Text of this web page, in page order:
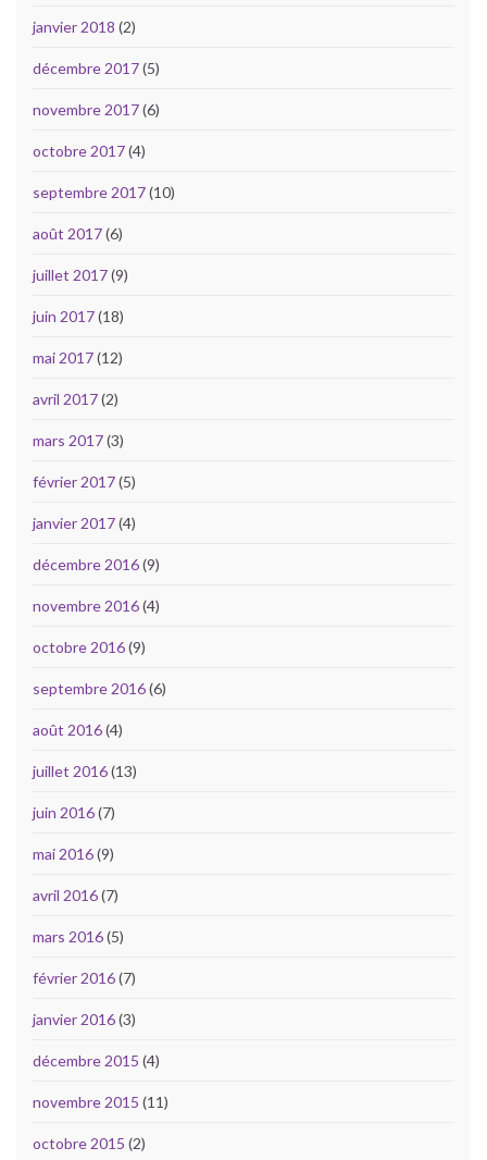
janvier 2018 (2)
décembre 2017(5)
novembre 2017(6)
octobre 2017(4)
septembre 2017(10)
août 2017(6)
juillet 2017(9)
juin 2017(18)
mai 2017(12)
avril 2017(2)
mars 2017(3)
février 2017(5)
janvier 2017(4)
décembre 2016(9)
novembre 2016(4)
octobre 2016(9)
septembre 2016(6)
août 2016(4)
juillet 2016(13)
juin 2016(7)
mai 2016(9)
avril 2016(7)
mars 2016(5)
février 2016(7)
janvier 2016(3)
décembre 2015 (4)
novembre 2015 (11)
octobre 2015 (2)